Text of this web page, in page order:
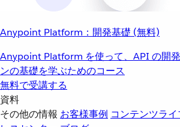
Anypoint Platform：開発基礎 (無料)
Anypoint Platform を使って、API の開
ンの基礎を学ぶためのコース
無料で受講する
資料
その他の情報 お客様事例 コンテンツライ